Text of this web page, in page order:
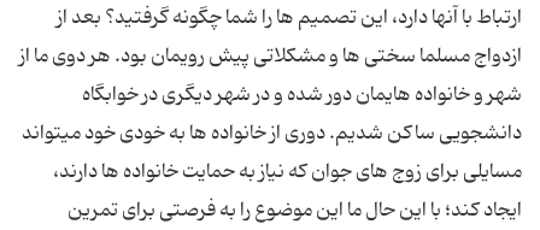
ارتباط با آنها دارد، این تصمیم ها را شما چگونه گرفتید؟ بعد از
ازدواج مسلما سختی ها و مشکلاتی پیش رویمان بود. هر دوی ما از
شهر و خانواده هایمان دور شده و در شهر دیگری در خوابگاه
دانشجویی ساکن شدیم. دوری از خانواده ها به خودی خود میتواند
مسایلی برای زوج های جوان که نیاز به حمایت خانواده ها دارند،
ایجاد کند؛ با این حال ما این موضوع را به فرصتی برای تمرین